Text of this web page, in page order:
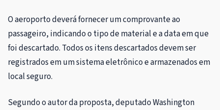
O aeroporto deverá fornecer um comprovante ao
passageiro, indicando o tipo de material e a data em que
foi descartado. Todos os itens descartados devem ser
registrados em um sistema eletrônico e armazenados em
local seguro.
Segundo o autor da proposta, deputado Washington